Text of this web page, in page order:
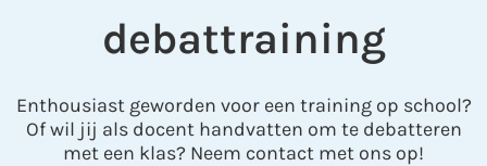
debattraining
Enthousiast geworden voor een training op school?
Of wil jij als docent handvatten om te debatteren
met een klas? Neem contact met ons op!